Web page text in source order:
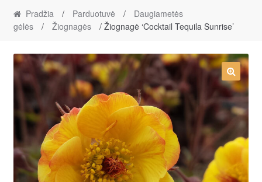
Pradžia / Parduotuvė /
Daugiametės
gėlės
/ Žiognagės / Žiognagė ‘Cocktail Tequila Sunrise’